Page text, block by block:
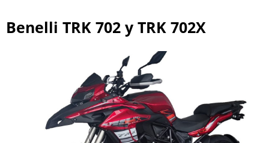
Benelli TRK 702 y TRK 702X